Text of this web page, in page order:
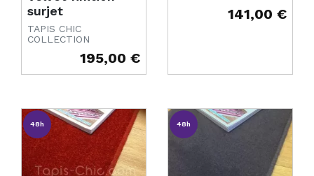
surjet
TAPIS CHIC
COLLECTION
195,00 €
141,00 €
48h 48h